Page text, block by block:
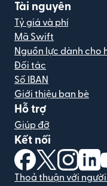
Tài nguyên
Tỷ giá và phí
Mã Swift
Nguồn lực dành cho
Đối tác
Số IBAN
Giới thiệu bạn bè
Hỗ trợ
Giúp đỡ
Kết nối
(mở trong cửa sổ
(mở trong
(mở
Thoả thuận với